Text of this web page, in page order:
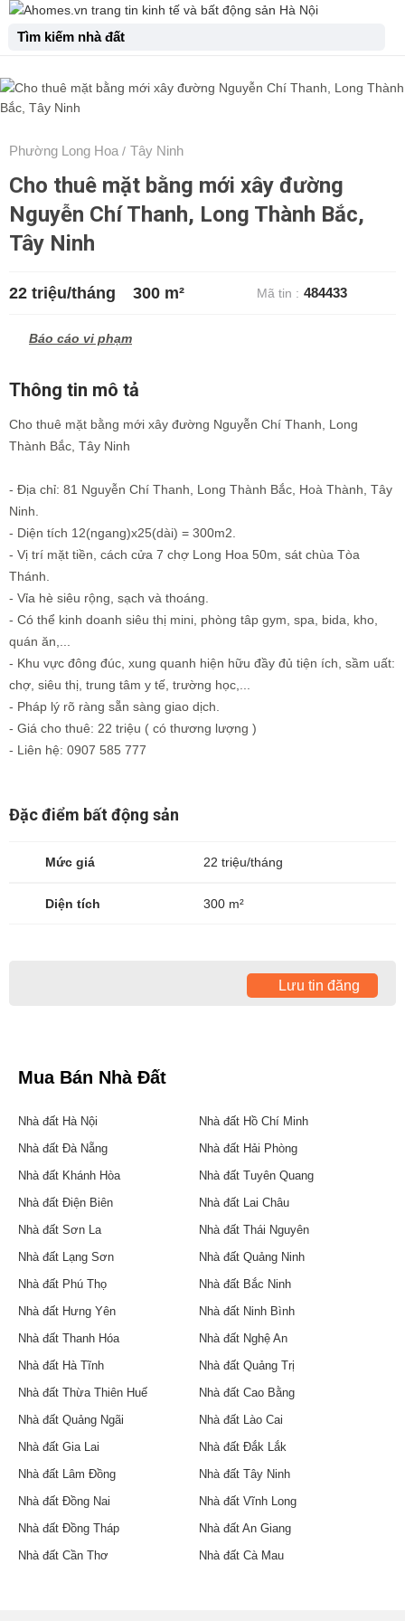
Tìm kiếm nhà đất
Phường Long Hoa / Tây Ninh
Cho thuê mặt bằng mới xây đường
Nguyễn Chí Thanh, Long Thành Bắc,
Tây Ninh
22 triệu/tháng 300 m² Mã tin : 484433
Báo cáo vi phạm
Thông tin mô tả
Cho thuê mặt bằng mới xây đường Nguyễn Chí Thanh, Long
Thành Bắc, Tây Ninh
- Địa chỉ: 81 Nguyễn Chí Thanh, Long Thành Bắc, Hoà Thành, Tây
Ninh.
- Diện tích 12(ngang)x25(dài) = 300m2.
- Vị trí mặt tiền, cách cửa 7 chợ Long Hoa 50m, sát chùa Tòa
Thánh.
- Vỉa hè siêu rộng, sạch và thoáng.
- Có thể kinh doanh siêu thị mini, phòng tâp gym, spa, bida, kho,
quán ăn,...
- Khu vực đông đúc, xung quanh hiện hữu đầy đủ tiện ích, sầm uất:
chợ, siêu thị, trung tâm y tế, trường học,...
- Pháp lý rõ ràng sẵn sàng giao dịch.
- Giá cho thuê: 22 triệu ( có thương lượng )
- Liên hệ: 0907 585 777
Đặc điểm bất động sản
Mức giá 22 triệu/tháng
Diện tích 300 m²
Lưu tin đăng
Mua Bán Nhà Đất
Nhà đất Hà Nội
Nhà đất Hồ Chí Minh
Nhà đất Đà Nẵng
Nhà đất Hải Phòng
Nhà đất Khánh Hòa
Nhà đất Tuyên Quang
Nhà đất Điện Biên
Nhà đất Lai Châu
Nhà đất Sơn La
Nhà đất Thái Nguyên
Nhà đất Lạng Sơn
Nhà đất Quảng Ninh
Nhà đất Phú Thọ
Nhà đất Bắc Ninh
Nhà đất Hưng Yên
Nhà đất Ninh Bình
Nhà đất Thanh Hóa
Nhà đất Nghệ An
Nhà đất Hà Tĩnh
Nhà đất Quảng Trị
Nhà đất Thừa Thiên Huế
Nhà đất Cao Bằng
Nhà đất Quảng Ngãi
Nhà đất Lào Cai
Nhà đất Gia Lai
Nhà đất Đắk Lắk
Nhà đất Lâm Đồng
Nhà đất Tây Ninh
Nhà đất Đồng Nai
Nhà đất Vĩnh Long
Nhà đất Đồng Tháp
Nhà đất An Giang
Nhà đất Cần Thơ
Nhà đất Cà Mau